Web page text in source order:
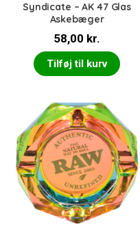
Syndicate – AK 47 Glas
Askebæger
58,00 kr.
Tilføj til kurv